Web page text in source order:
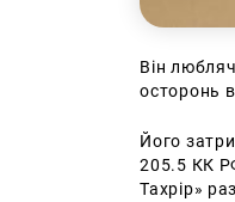
Він
осторонь
Його
205.5 КК
Тахрір»